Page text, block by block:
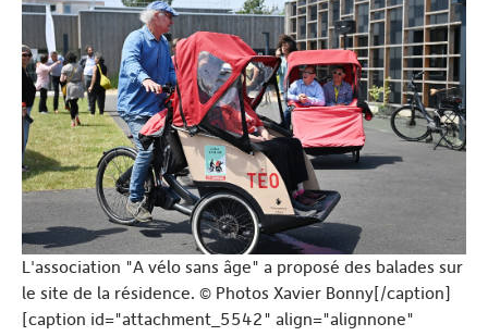
L'association "A vélo sans âge" a proposé des balades sur
le site de la résidence. © Photos Xavier Bonny[/caption]
[caption id="attachment_5542" align="alignnone"